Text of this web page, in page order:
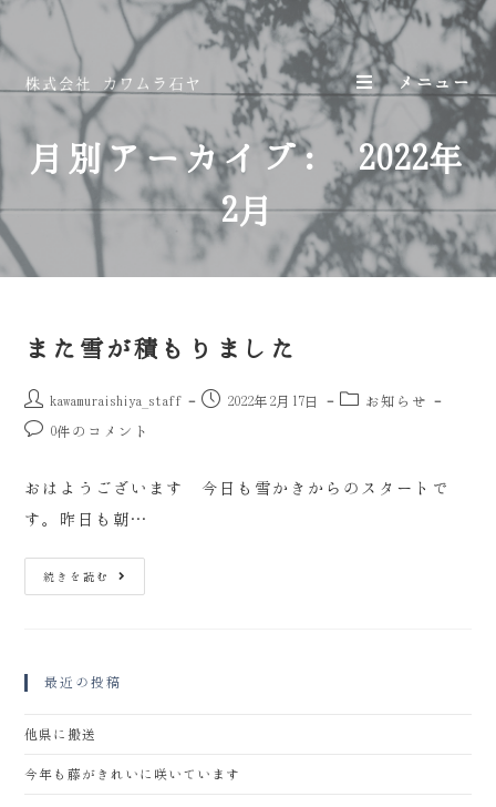
メニュー
月別アーカイブ: 2022年
2月
また雪が積もりました
kawamuraishiya_staff 2022年2月17日 お知らせ
0件のコメント
おはようございます 今日も雪かきからのスタートで
す。昨日も朝…
続きを読む
最近の投稿
他県に搬送
今年も藤がきれいに咲いています